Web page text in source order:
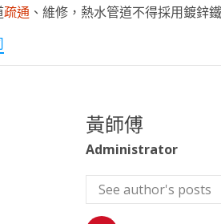
疏通 、維修，熱水管道不得採用鍍鋅
黃師傅
Administrator
See author's posts